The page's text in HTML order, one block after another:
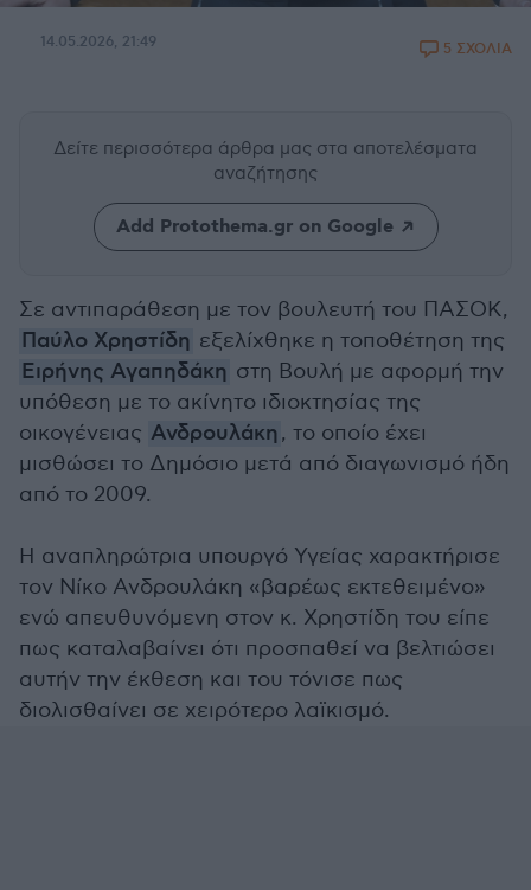
14.05.2026, 21:49 5 ΣΧΟΛΙΑ
Δείτε περισσότερα άρθρα μας στα αποτελέσματα
αναζήτησης
Add Protothema.gr on Google
Σε αντιπαράθεση με τον βουλευτή του ΠΑΣΟΚ,
Παύλο Χρηστίδη εξελίχθηκε η τοποθέτηση της
Ειρήνης Αγαπηδάκη στη Βουλή με αφορμή την
υπόθεση με το ακίνητο ιδιοκτησίας της
οικογένειας Ανδρουλάκη, το οποίο έχει
μισθώσει το Δημόσιο μετά από διαγωνισμό ήδη
από το 2009.
Η αναπληρώτρια υπουργό Υγείας χαρακτήρισε
τον Νίκο Ανδρουλάκη «βαρέως εκτεθειμένο»
ενώ απευθυνόμενη στον κ. Χρηστίδη του είπε
πως καταλαβαίνει ότι προσπαθεί να βελτιώσει
αυτήν την έκθεση και του τόνισε πως
διολισθαίνει σε χειρότερο λαϊκισμό.